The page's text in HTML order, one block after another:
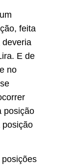
feita
deveria
E de
no
posição
posição